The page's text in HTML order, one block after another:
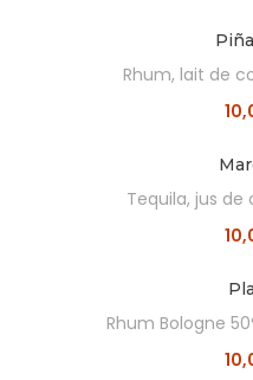
Rhum, lait de
Tequila, jus
Rhum Bologne